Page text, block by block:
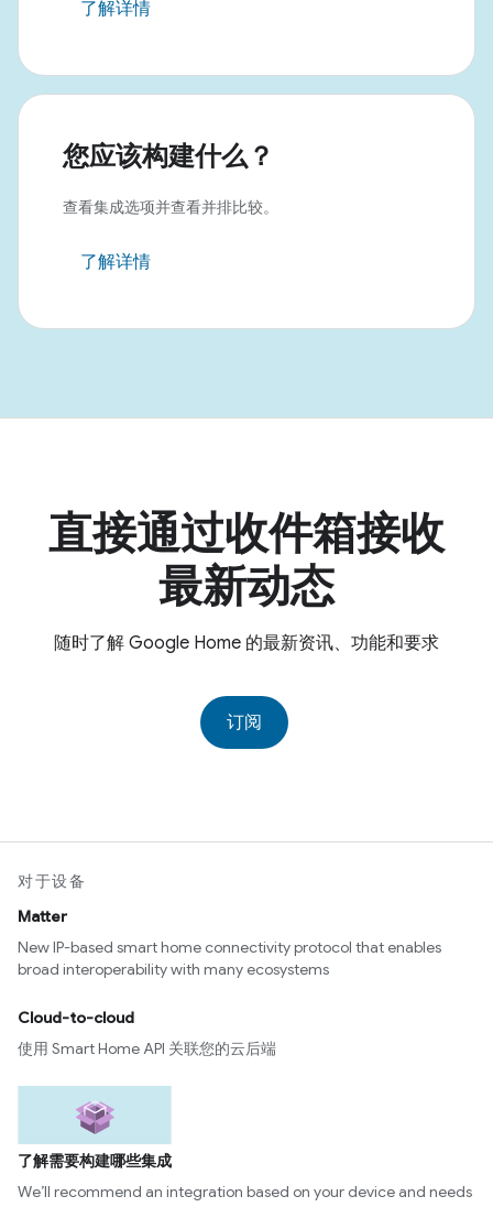
了解详情
您应该构建什么？
查看集成选项并查看并排比较。
了解详情
直接通过收件箱接收
最新动态
随时了解 Google Home 的最新资讯、功能和要求
订阅
对于设备
Matter
New IP-based smart home connectivity protocol that enables
broad interoperability with many ecosystems
Cloud-to-cloud
使用 Smart Home API 关联您的云后端
了解需要构建哪些集成
We’ll recommend an integration based on your device and needs